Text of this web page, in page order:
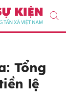
Tổng
lệ